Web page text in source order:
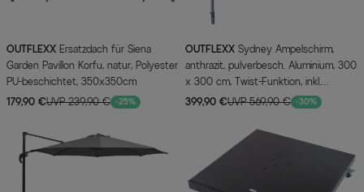
OUTFLEXX
Garden Pavillon Korfu, natur, Polyester
PU-beschichtet, 350x350cm
179,90 €UVP 239,90 € -25%
OUTFLEXX
anthrazit, pulverbesch. Aluminium, 300
x 300 cm, Twist-Funktion, inkl.
Plattenständer
399,90 €UVP 569,90 € -30%